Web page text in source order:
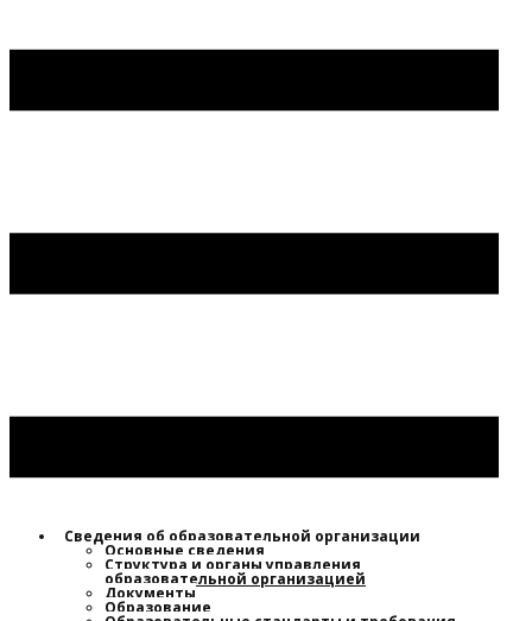
Сведения об образовательной организации
Основные сведения
Структура и органы управления
образовательной организацией
Документы
Образование